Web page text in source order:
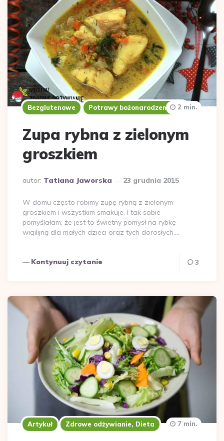
Bezglutenowe Potrawy bożonarodzeniowe
Zupa rybna z zielonym
groszkiem
Dodane
autor: Tatiana Jaworska 23 grudnia 2015
2 min.
W domu często robimy zupę rybną z zielonym
groszkiem i wszystkim smakuje. I tak sobie
pomyślałam, że jest to świetny pomysł na rybkę
wigilijną dla małych dzieci oraz tych dorosłych,…
Kontynuuj czytanie 3
Artykuł Zdrowe odżywianie, Dieta 7 min.